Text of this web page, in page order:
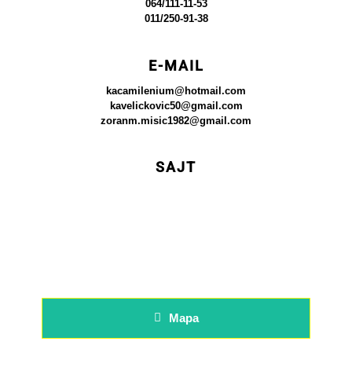
064/111-11-53
011/250-91-38
E-MAIL
kacamilenium@hotmail.com
kavelickovic50@gmail.com
zoranm.misic1982@gmail.com
SAJT
Mapa